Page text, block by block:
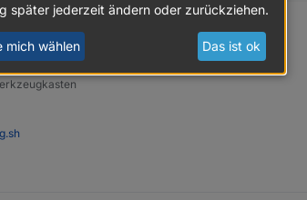
Postion bugsiert.
später jederzeit ändern oder zurückziehen.
mich wählen Das ist ok